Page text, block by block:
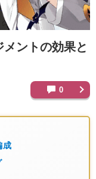
ントの効果と
0
成